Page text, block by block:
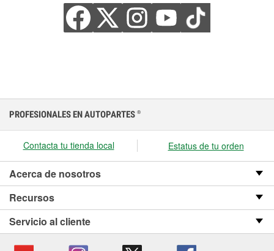
PROFESIONALES EN AUTOPARTES ®
Contacta tu tienda local Estatus de tu orden
Acerca de nosotros
Recursos
Servicio al cliente